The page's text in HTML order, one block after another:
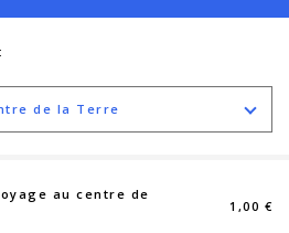
de la Terre
au centre de
1,00 €